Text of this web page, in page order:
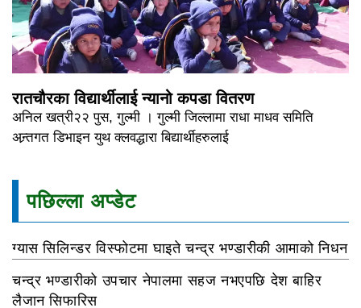
रातचौरका विद्यार्थीलाई न्यानो कपडा वितरण
अनिल खत्री२२ पुस, गुल्मी । गुल्मी जिल्लामा राधा माधव समिति
अन्र्तगत डिभाइन युथ क्लवद्धारा बिद्यार्थीहरुलाई
पछिल्ला अप्डेट
ग्यास सिलिन्डर विस्फोटमा घाइते चन्द्र भण्डारीकी आमाको निधन
चन्द्र भण्डारीको उपचार नेपालमा सहज नभएपछि देश बाहिर
लैजान सिफारिस